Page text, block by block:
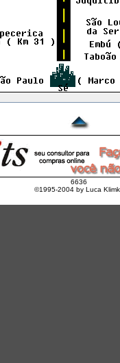
6636
©1995-2004 by Luca